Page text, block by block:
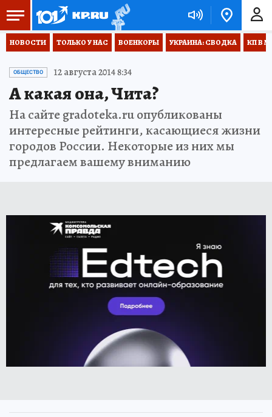
НОВОСТИ ТОЛЬКО У НАС ВОЕНКОРЫ УКРАИНА: СВОДКА КП В
ОБЩЕСТВО 12 августа 2014 8:34
А какая она, Чита?
На сайте gradoteka.ru опубликованы
интересные рейтинги, касающиеся жизни
городов России. Некоторые из них мы
предлагаем вашему вниманию